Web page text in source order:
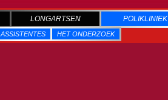
LONGARTSEN POLIKLINIEK
ASSISTENTES HET ONDERZOEK